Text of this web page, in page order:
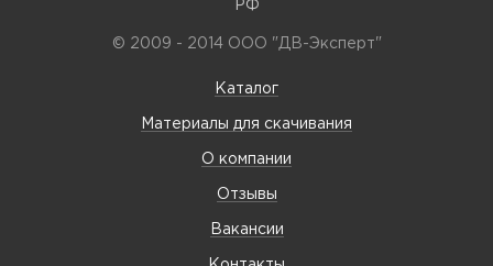
РФ
© 2009 - 2014 ООО "ДВ-Эксперт"
Каталог
Материалы для скачивания
О компании
Отзывы
Вакансии